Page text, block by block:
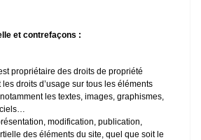
et contrefaçons :
propriétaire des droits de propriété
droits d’usage sur tous les éléments
les textes, images, graphismes,
modification, publication,
des éléments du site, quel que soit le